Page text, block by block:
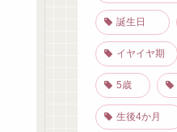
誕生日
イヤイヤ期
5歳
生後4か月